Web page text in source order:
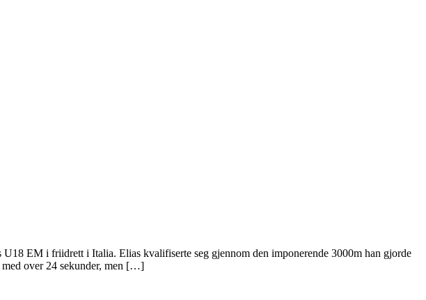
EM i friidrett i Italia. Elias kvalifiserte seg gjennom den imponerende 3000m han gjorde
over 24 sekunder, men […]